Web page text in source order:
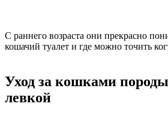
С раннего возраста они прекрасно
кошачий туалет и где можно точить
Уход за кошками
левкой